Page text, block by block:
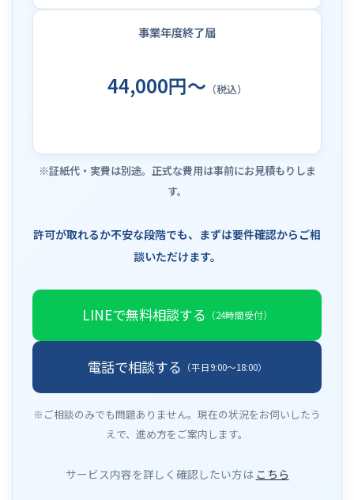
事業年度終了届
44,000円～ （税込）
※証紙代・実費は別途。正式な費用は事前にお見積もりしま
す。
許可が取れるか不安な段階でも、まずは要件確認からご相
談いただけます。
LINEで無料相談する （24時間受付）
電話で相談する （平日9:00〜18:00）
※ご相談のみでも問題ありません。現在の状況をお伺いしたう
えで、進め方をご案内します。
サービス内容を詳しく確認したい方は こちら